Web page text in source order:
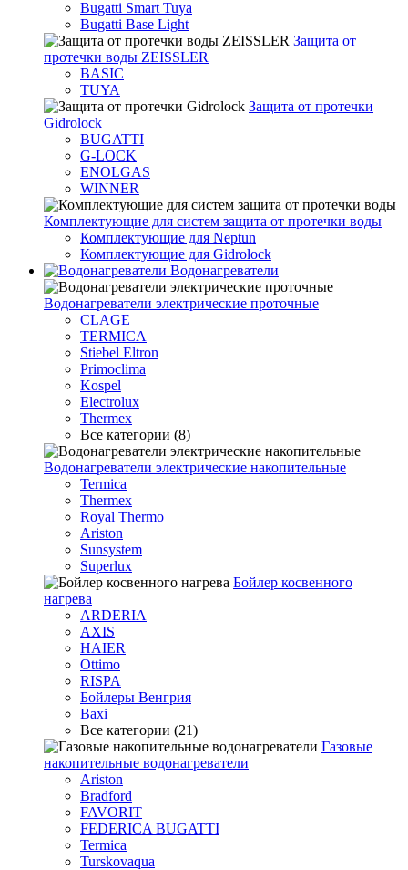
Bugatti Smart Tuya
Bugatti Base Light
Защита от
протечки воды ZEISSLER
BASIC
TUYA
Защита от протечки
Gidrolock
BUGATTI
G-LOCK
ENOLGAS
WINNER
Комплектующие для систем защита от протечки воды
Комплектующие для Neptun
Комплектующие для Gidrolock
Водонагреватели
Водонагреватeли электрические проточные
CLAGE
TERMICA
Stiebel Eltron
Primoclima
Kospel
Electrolux
Thermex
Все категории (8)
Водонагреватели электрические накопительные
Termica
Thermex
Royal Thermo
Ariston
Sunsystem
Superlux
Бойлер косвенного
нагрева
ARDERIA
AXIS
HAIER
Ottimo
RISPA
Бойлеры Венгрия
Baxi
Все категории (21)
Газовые
накопительные водонагреватели
Ariston
Bradford
FAVORIT
FEDERICA BUGATTI
Termica
Turskovaqua